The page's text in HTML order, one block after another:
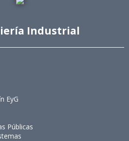
Industrial
EyG
Públicas